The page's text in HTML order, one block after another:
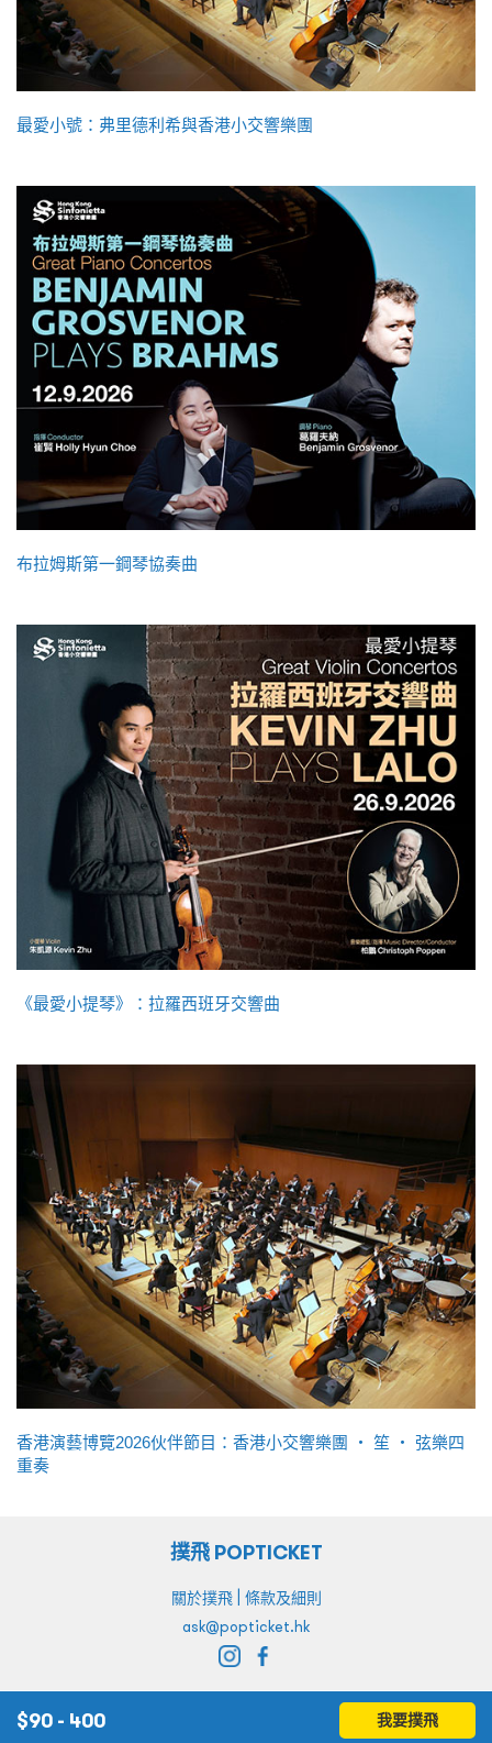
最愛小號：弗里德利希與香港小交響樂團
布拉姆斯第一鋼琴協奏曲
《最愛小提琴》：拉羅西班牙交響曲
香港演藝博覽2026伙伴節目：香港小交響樂團 ‧ 笙 ‧ 弦樂四
重奏
$90 - 400 我要撲飛
撲飛 POPTICKET
關於撲飛| 條款及細則
ask@popticket.hk